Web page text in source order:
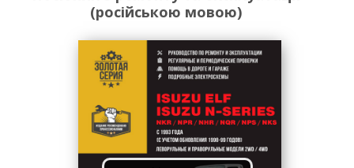
(російською мовою)